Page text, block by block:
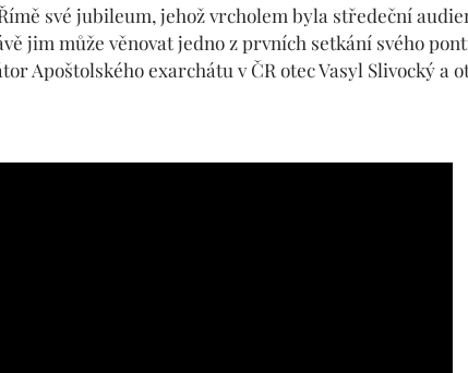
své jubileum, jehož vrcholem byla středeční
jim může věnovat jedno z prvních setkání svého
exarchátu v ČR otec Vasyl Slivocký a